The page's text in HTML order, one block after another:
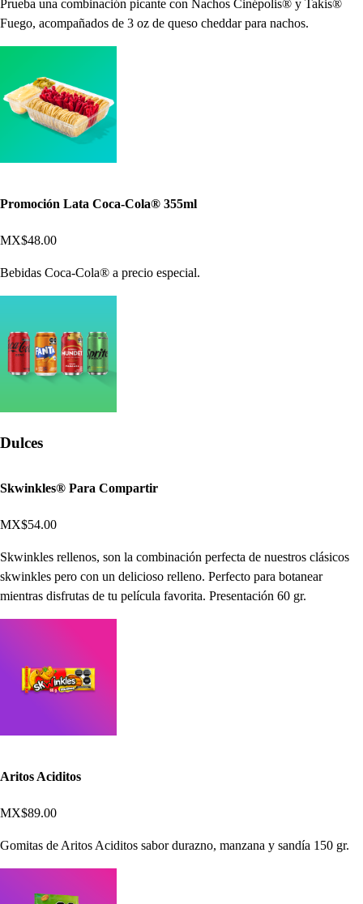
Prueba una combinación picante con Nachos Cinépolis® y Takis®
Fuego, acompañados de 3 oz de queso cheddar para nachos.
Promoción Lata Coca-Cola® 355ml
MX$48.00
Bebidas Coca-Cola® a precio especial.
Dulces
Skwinkles® Para Compartir
MX$54.00
Skwinkles rellenos, son la combinación perfecta de nuestros clásicos
skwinkles pero con un delicioso relleno. Perfecto para botanear
mientras disfrutas de tu película favorita. Presentación 60 gr.
Aritos Aciditos
MX$89.00
Gomitas de Aritos Aciditos sabor durazno, manzana y sandía 150 gr.